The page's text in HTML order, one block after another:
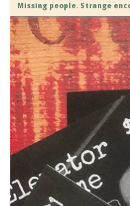
Missing people. Strange